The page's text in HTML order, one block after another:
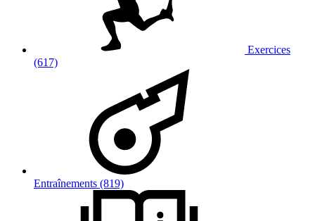
Exercices
(617)
Entraînements (819)